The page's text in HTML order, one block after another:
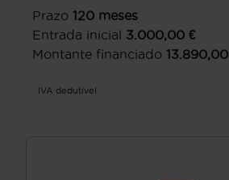
Prazo 120 meses
Entrada inicial 3.000,00 €
Montante financiado 13.890,00
IVA dedutível